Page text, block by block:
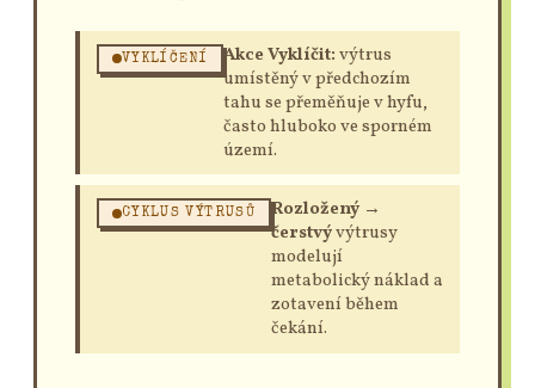
VYKLÍČENÍ Akce Vyklíčit: výtrus
umístěný v předchozím
tahu se přeměňuje v hyfu,
často hluboko ve sporném
území.
CYKLUS VÝTRUSŮ
Rozložený →
čerstvývýtrusy
modelují
metabolický náklad a
zotavení během
čekání.